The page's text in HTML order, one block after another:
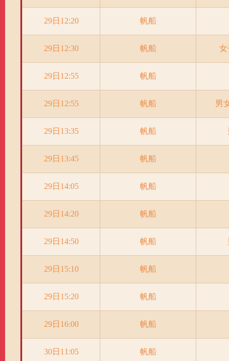
29日12:20 帆船
29日12:30 帆船 女
29日12:55 帆船
29日12:55 帆船 男
29日13:35 帆船
29日13:45 帆船
29日14:05 帆船
29日14:20 帆船
29日14:50 帆船
29日15:10 帆船
29日15:20 帆船
29日16:00 帆船
30日11:05 帆船